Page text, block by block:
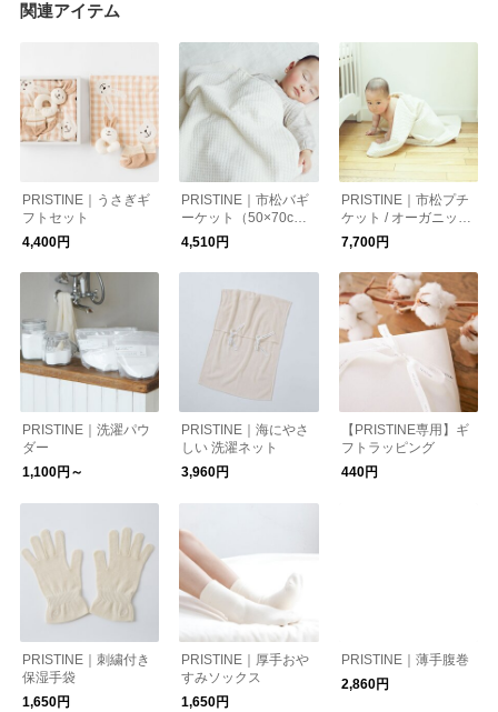
関連アイテム
PRISTINE｜うさぎギ
フトセット
4,400円
PRISTINE｜市松バギ
ーケット（50×70c
m）
4,510円
PRISTINE｜市松プチ
ケット / オーガニック
コットン
7,700円
PRISTINE｜洗濯パウ
ダー
1,100円～
PRISTINE｜海にやさ
しい 洗濯ネット
3,960円
【PRISTINE専用】ギ
フトラッピング
440円
PRISTINE｜刺繍付き
保湿手袋
1,650円
PRISTINE｜厚手おや
すみソックス
1,650円
PRISTINE｜薄手腹巻
2,860円